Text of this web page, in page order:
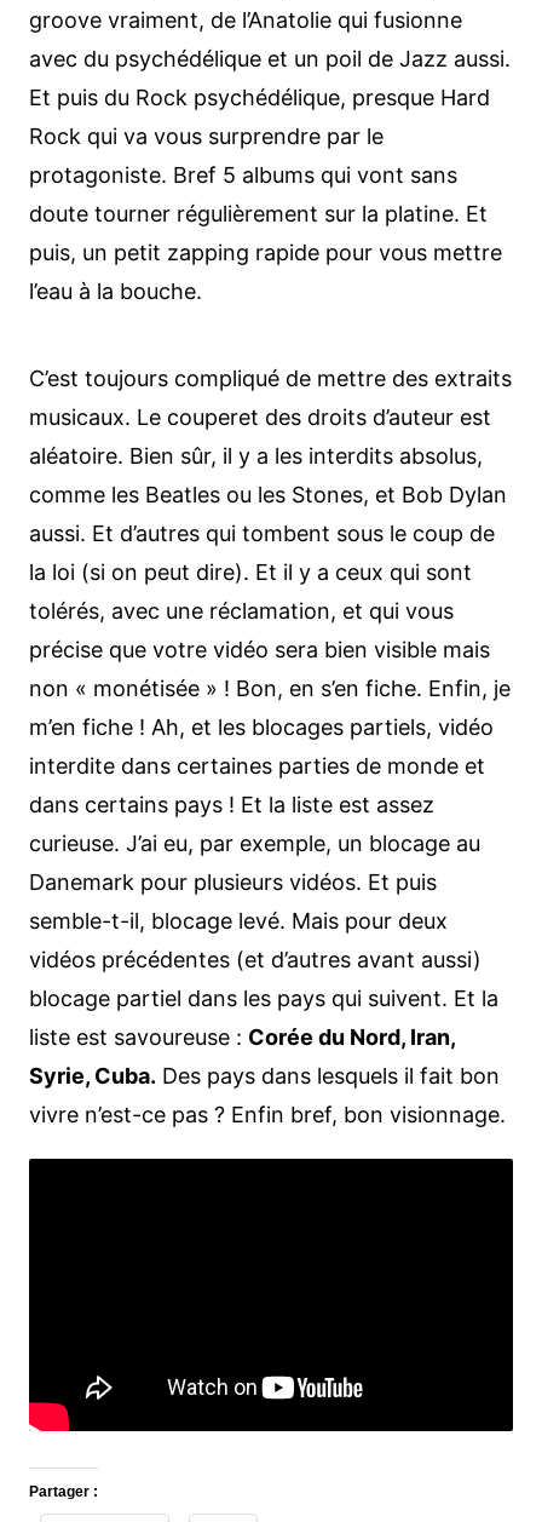
groove vraiment, de l’Anatolie qui fusionne
avec du psychédélique et un poil de Jazz aussi.
Et puis du Rock psychédélique, presque Hard
Rock qui va vous surprendre par le
protagoniste. Bref 5 albums qui vont sans
doute tourner régulièrement sur la platine. Et
puis, un petit zapping rapide pour vous mettre
l’eau à la bouche.
C’est toujours compliqué de mettre des extraits
musicaux. Le couperet des droits d’auteur est
aléatoire. Bien sûr, il y a les interdits absolus,
comme les Beatles ou les Stones, et Bob Dylan
aussi. Et d’autres qui tombent sous le coup de
la loi (si on peut dire). Et il y a ceux qui sont
tolérés, avec une réclamation, et qui vous
précise que votre vidéo sera bien visible mais
non « monétisée » ! Bon, en s’en fiche. Enfin, je
m’en fiche ! Ah, et les blocages partiels, vidéo
interdite dans certaines parties de monde et
dans certains pays ! Et la liste est assez
curieuse. J’ai eu, par exemple, un blocage au
Danemark pour plusieurs vidéos. Et puis
semble-t-il, blocage levé. Mais pour deux
vidéos précédentes (et d’autres avant aussi)
blocage partiel dans les pays qui suivent. Et la
liste est savoureuse : Corée du Nord, Iran,
Syrie, Cuba. Des pays dans lesquels il fait bon
vivre n’est-ce pas ? Enfin bref, bon visionnage.
Partager :